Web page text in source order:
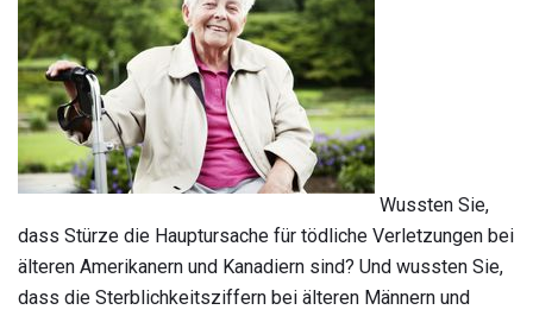
Wussten Sie,
dass Stürze die Hauptursache für tödliche Verletzungen bei
älteren Amerikanern und Kanadiern sind? Und wussten Sie,
dass die Sterblichkeitsziffern bei älteren Männern und